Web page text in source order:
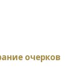
очерков